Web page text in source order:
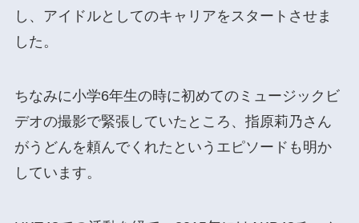
し、アイドルとしてのキャリアをスタートさせま
した。
ちなみに小学6年生の時に初めてのミュージックビ
デオの撮影で緊張していたところ、指原莉乃さん
がうどんを頼んでくれたというエピソードも明か
しています。